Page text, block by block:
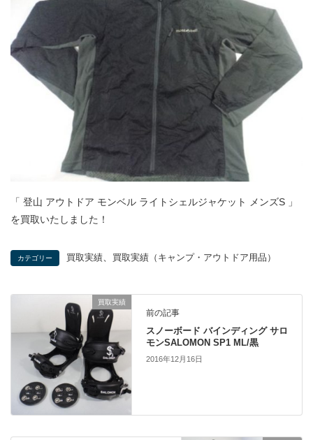
「 登山 アウトドア モンベル ライトシェルジャケット メンズS 」
を買取いたしました！
カテゴリー 買取実績 買取実績（キャンプ・アウトドア用品）
買取実績
前の記事
スノーボード バインディング サロ
モンSALOMON SP1 ML/黒
2016年12月16日